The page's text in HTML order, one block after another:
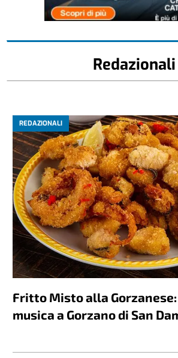
Redazionali
REDAZIONALI
Fritto Misto alla
musica a Gorzano di San